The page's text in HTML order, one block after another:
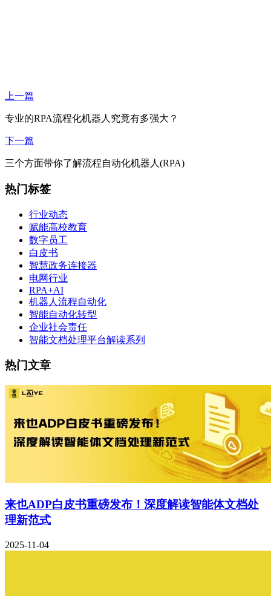
上一篇
专业的RPA流程化机器人究竟有多强大？
下一篇
三个方面带你了解流程自动化机器人(RPA)
热门标签
行业动态
赋能高校教育
数字员工
白皮书
智慧政务连接器
电网行业
RPA+AI
机器人流程自动化
智能自动化转型
企业社会责任
智能文档处理平台解读系列
热门文章
来也ADP白皮书重磅发布！深度解读智能体文档处
理新范式
2025-11-04